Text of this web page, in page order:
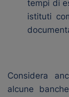
tempi di
istituti
Considera
alcune